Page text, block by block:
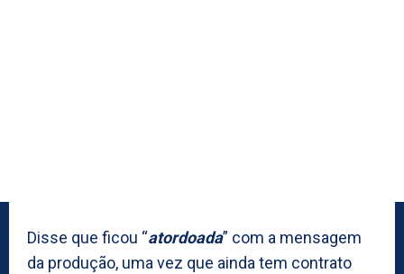
Disse que ficou “atordoada” com a mensagem
da produção, uma vez que ainda tem contrato